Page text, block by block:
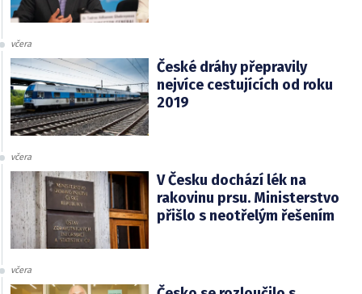
včera
České dráhy přepravily
nejvíce cestujících od roku
2019
včera
V Česku dochází lék na
rakovinu prsu. Ministerstvo
přišlo s neotřelým řešením
včera